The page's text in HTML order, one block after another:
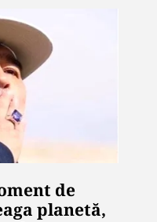
de
planetă,